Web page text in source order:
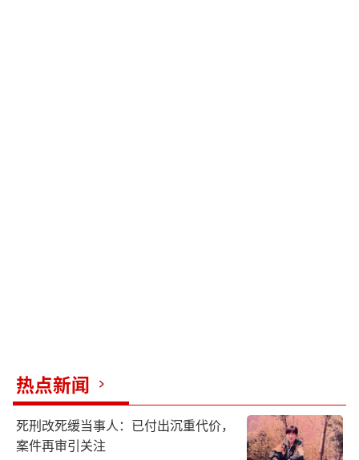
热点新闻
死刑改死缓当事人：已付出沉重代价，
案件再审引关注